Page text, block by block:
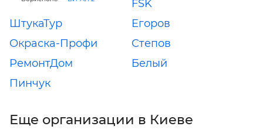
FSK
ШтукаТур
Егоров
Окраска-Профи
Степов
РемонтДом
Белый
Пинчук
Еще организации в Киеве